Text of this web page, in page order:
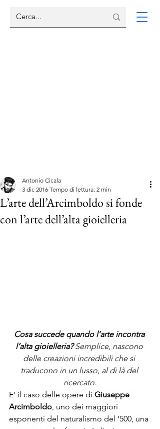
L’arte dell’Arcimboldo si fonde
con l’arte dell’alta gioielleria
Antonio Cicala
3 dic 2016 Tempo di lettura: 2 min
Cosa succede quando l’arte incontra
l’alta gioielleria? Semplice, nascono
delle creazioni incredibili che si
traducono in un lusso, al di là del
ricercato.
E’ il caso delle opere di Giuseppe
Arcimboldo , uno dei maggiori
esponenti del naturalismo del ‘500, una